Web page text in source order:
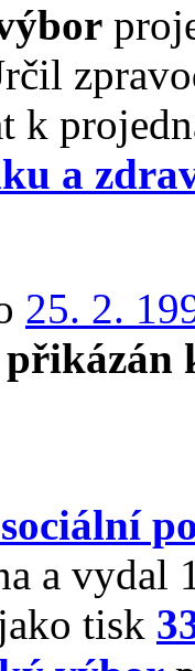
k
a
25. 2.
přikázán
a vydal
tisk